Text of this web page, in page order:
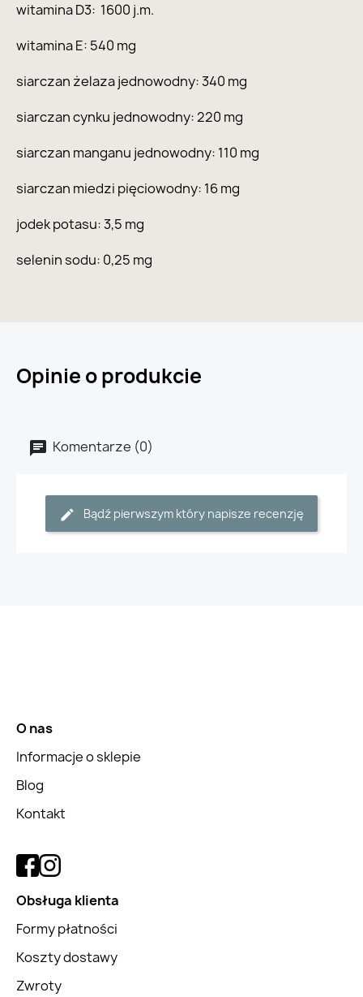
witamina D3: 1600 j.m.
witamina E: 540 mg
siarczan żelaza jednowodny: 340 mg
siarczan cynku jednowodny: 220 mg
siarczan manganu jednowodny: 110 mg
siarczan miedzi pięciowodny: 16 mg
jodek potasu: 3,5 mg
selenin sodu: 0,25 mg
Opinie o produkcie
Komentarze (0)
Bądź pierwszym który napisze recenzję
O nas
Informacje o sklepie
Blog
Kontakt
Obsługa klienta
Formy płatności
Koszty dostawy
Zwroty